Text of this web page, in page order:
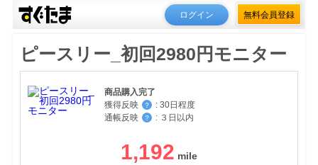
ログイン 無料会員登録
ピースリー_初回2980円モニター
商品購入完了
獲得反映
？ : 30日程度
通帳反映
？ : ３日以内
1,192